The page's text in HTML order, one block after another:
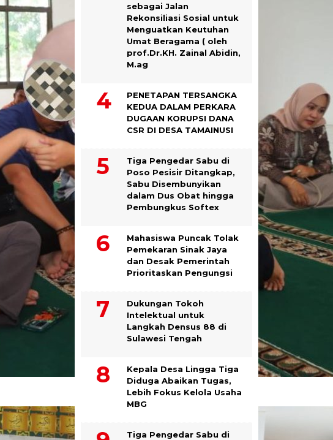
sebagai Jalan
Rekonsiliasi Sosial untuk
Menguatkan Keutuhan
Umat Beragama ( oleh
prof.Dr.KH. Zainal Abidin,
M.ag
PENETAPAN TERSANGKA
KEDUA DALAM PERKARA
DUGAAN KORUPSI DANA
CSR DI DESA TAMAINUSI
Tiga Pengedar Sabu di
Poso Pesisir Ditangkap,
Sabu Disembunyikan
dalam Dus Obat hingga
Pembungkus Softex
Mahasiswa Puncak Tolak
Pemekaran Sinak Jaya
dan Desak Pemerintah
Prioritaskan Pengungsi
Dukungan Tokoh
Intelektual untuk
Langkah Densus 88 di
Sulawesi Tengah
Kepala Desa Lingga Tiga
Diduga Abaikan Tugas,
Lebih Fokus Kelola Usaha
MBG
Tiga Pengedar Sabu di